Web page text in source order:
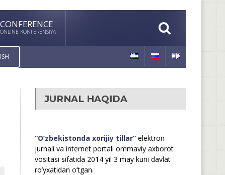
CONFERENCE
ONLINE KONFERENSIYA
JURNAL HAQIDA
“O’zbekistonda xorijiy tillar”elektron
jurnali va internet portali ommaviy axborot
vositasi sifatida 2014 yil 3 may kuni davlat
ro’yxatidan o’tgan.